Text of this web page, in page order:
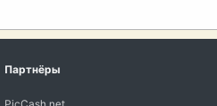
Партнёры